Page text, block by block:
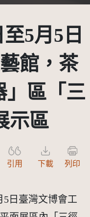
5月5日
館，茶
」區「三
示區
+)
引用 下載 列印
5日臺灣文博會工